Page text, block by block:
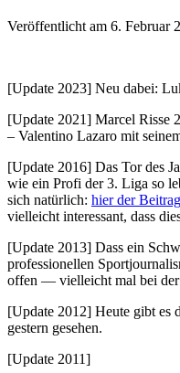
Veröffentlicht am 6. Februar
[Update 2023] Neu dabei:
[Update 2021] Marcel Risse
– Valentino Lazaro mit
[Update 2016] Das Tor des
wie ein Profi der 3. Liga so
sich natürlich: hier der
vielleicht interessant, dass
[Update 2013] Dass ein
professionellen
offen — vielleicht mal bei der
[Update 2012] Heute gibt es
gestern gesehen.
[Update 2011]